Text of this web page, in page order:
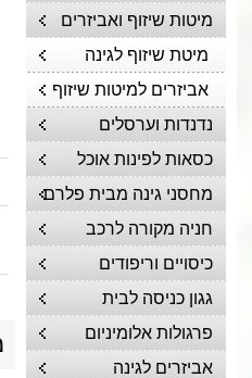
מיטות שיזוף ואביזרים
מיטת שיזוף לגינה
אביזרים למיטות שיזוף
נדנדות וערסלים
כסאות לפינות אוכל
מחסני גינה מבית פלרם
חניה מקורה לרכב
כיסויים וריפודים
גגון כניסה לבית
פרגולות אלומיניום
אביזרים לגינה